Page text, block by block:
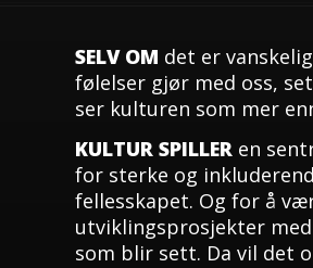
SELV OM det er
følelser gjør med oss,
ser kulturen som mer
KULTUR SPILLER en
for sterke og
fellesskapet. Og for å
utviklingsprosjekter
som blir sett. Da vil det